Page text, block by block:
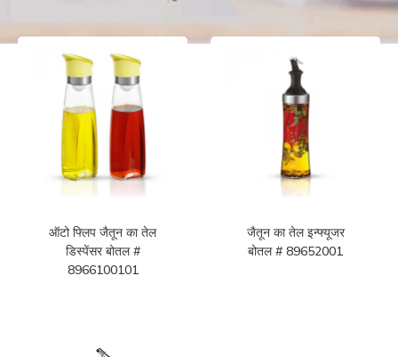
ऑटो फ्लिप जैतून का तेल
डिस्पेंसर बोतल #
8966100101
जैतून का तेल इन्फ्यूजर
बोतल # 89652001